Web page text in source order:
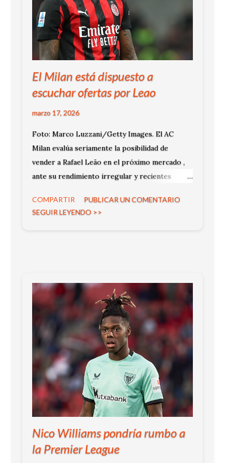
El Milan está dispuesto a
escuchar ofertas por Leao
marzo 17, 2026
Foto: Marco Luzzani/Getty Images. El AC
Milan evalúa seriamente la posibilidad de
vender a Rafael Leão en el próximo mercado ,
ante su rendimiento irregular y recientes
Diario AS . La decisión se da en medio de una
temporada clave en la que el club se juega su
COMPARTIR
PUBLICAR UN COMENTARIO
SEGUIR LEYENDO >>
Nico Williams pondría rumbo a
la Premier League